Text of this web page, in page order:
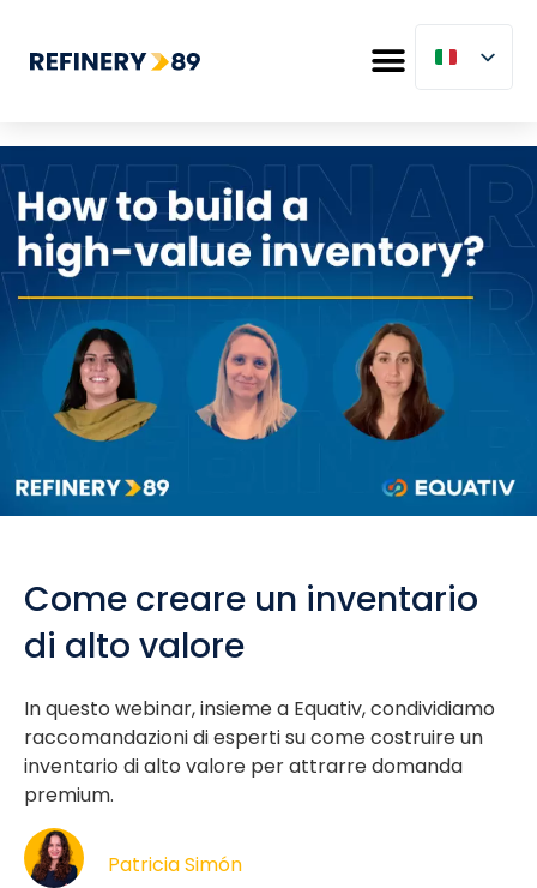
Come creare un inventario
di alto valore
In questo webinar, insieme a Equativ, condividiamo
raccomandazioni di esperti su come costruire un
inventario di alto valore per attrarre domanda
premium.
Patricia Simón